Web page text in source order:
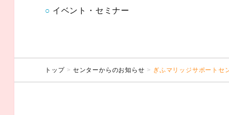
イベント・セミナー
トップ センターからのお知らせ ぎふマリッジサポートセ